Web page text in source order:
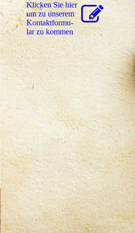
Klicken Sie hier
um zu unserem
Kon­takt­for­mu­
lar zu kommen